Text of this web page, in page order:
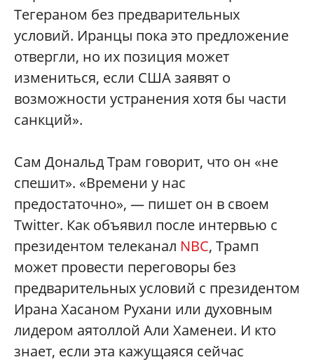
Тегераном без предварительных
условий. Иранцы пока это предложение
отвергли, но их позиция может
измениться, если США заявят о
возможности устранения хотя бы части
санкций».
Сам Дональд Трам говорит, что он «не
спешит». «Времени у нас
предостаточно», — пишет он в своем
Twitter. Как объявил после интервью с
президентом телеканал NBC, Трамп
может провести переговоры без
предварительных условий с президентом
Ирана Хасаном Рухани или духовным
лидером аятоллой Али Хаменеи. И кто
знает, если эта кажущаяся сейчас